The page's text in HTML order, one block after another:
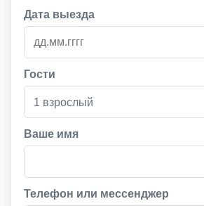
Дата выезда
Гости
1 взрослый
Ваше имя
Телефон или мессенджер